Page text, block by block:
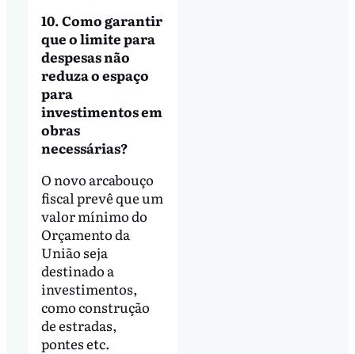
10. Como garantir
que o limite para
despesas não
reduza o espaço
para
investimentos em
obras
necessárias?
O novo arcabouço
fiscal prevê que um
valor mínimo do
Orçamento da
União seja
destinado a
investimentos,
como construção
de estradas,
pontes etc.